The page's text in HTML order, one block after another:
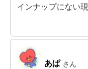
インナップにない現
あぱ さん